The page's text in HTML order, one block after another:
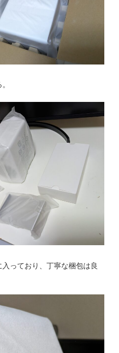
っており、丁寧な梱包は良